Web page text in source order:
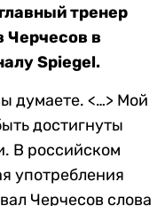
главный тренер
Черчесов в
Spiegel.
думаете. <…> Мой
достигнуты
В российском
употребления
Черчесов слова